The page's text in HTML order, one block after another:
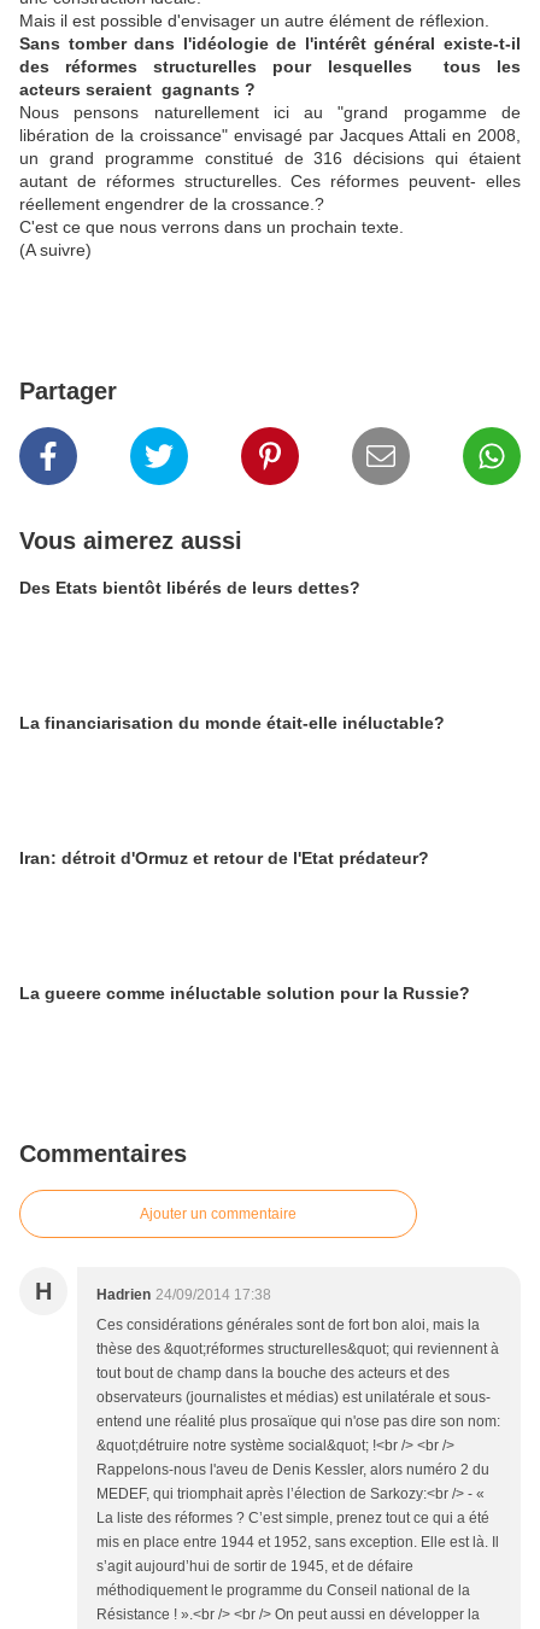
Mais il est possible d'envisager un autre élément de réflexion.
Sans tomber dans l'idéologie de l'intérêt général existe-t-il
des réformes structurelles pour lesquelles tous les
acteurs seraient gagnants ?
Nous pensons naturellement ici au "grand progamme de
libération de la croissance" envisagé par Jacques Attali en 2008,
un grand programme constitué de 316 décisions qui étaient
autant de réformes structurelles. Ces réformes peuvent- elles
réellement engendrer de la crossance.?
C'est ce que nous verrons dans un prochain texte.
(A suivre)
Partager
Vous aimerez aussi
Des Etats bientôt libérés de leurs dettes?
La financiarisation du monde était-elle inéluctable?
Iran: détroit d'Ormuz et retour de l'Etat prédateur?
La gueere comme inéluctable solution pour la Russie?
Commentaires
Ajouter un commentaire
H Hadrien 24/09/2014 17:38
Ces considérations générales sont de fort bon aloi, mais la
thèse des &quot;réformes structurelles&quot; qui reviennent à
tout bout de champ dans la bouche des acteurs et des
observateurs (journalistes et médias) est unilatérale et sous-
entend une réalité plus prosaïque qui n'ose pas dire son nom:
&quot;détruire notre système social&quot; !<br /> <br />
Rappelons-nous l'aveu de Denis Kessler, alors numéro 2 du
MEDEF, qui triomphait après l’élection de Sarkozy:<br /> - «
La liste des réformes ? C’est simple, prenez tout ce qui a été
mis en place entre 1944 et 1952, sans exception. Elle est là. Il
s’agit aujourd’hui de sortir de 1945, et de défaire
méthodiquement le programme du Conseil national de la
Résistance ! ».<br /> <br /> On peut aussi en développer la